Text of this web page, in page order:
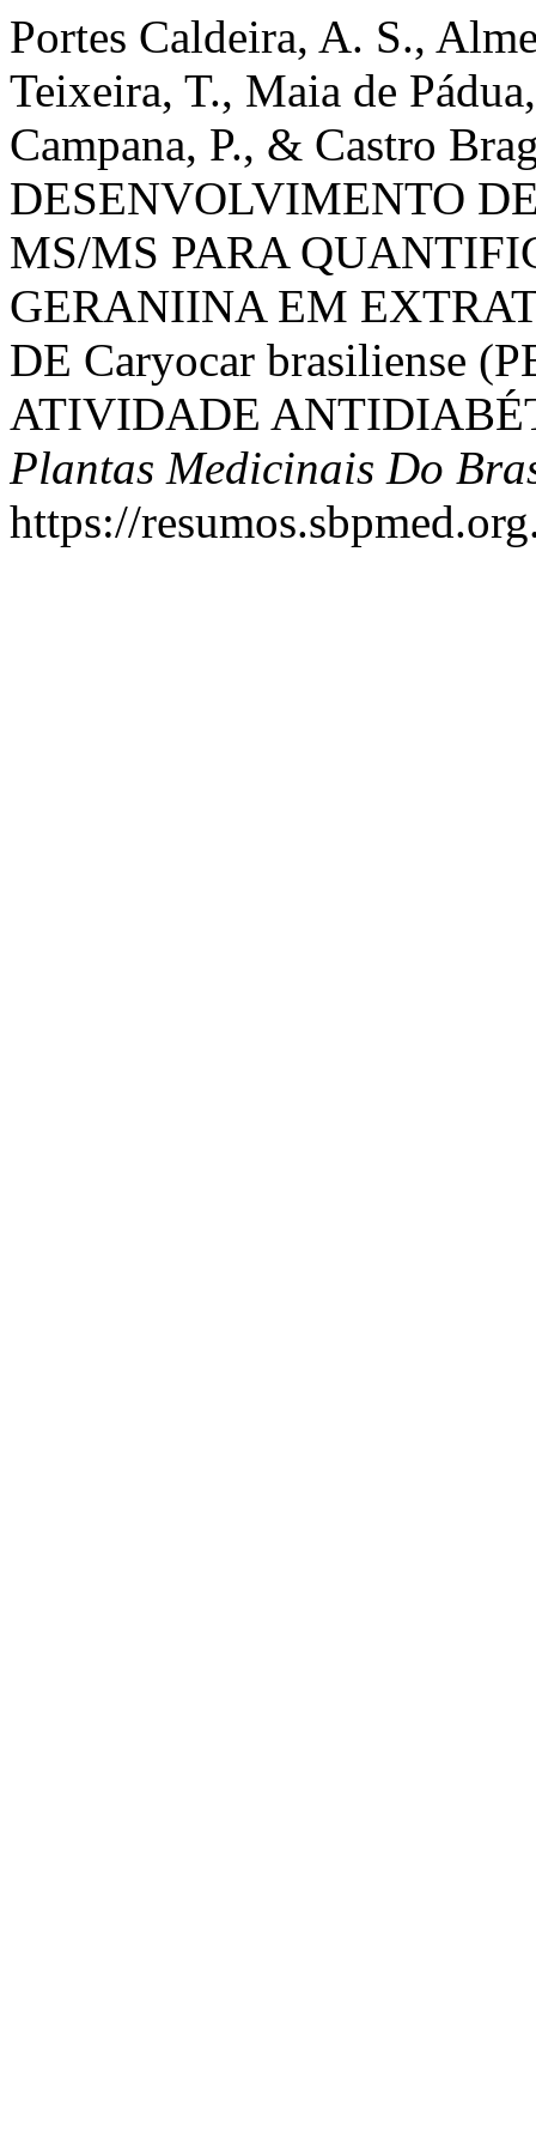
Portes Caldeira, A. S.,
Teixeira, T., Maia de
Campana, P., & Castro
DESENVOLVIMENTO
MS/MS PARA
GERANIINA EM
DE Caryocar brasiliense
ATIVIDADE
Plantas Medicinais Do
https://